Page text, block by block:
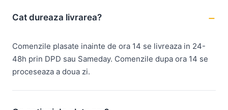
Cat dureaza livrarea?
Comenzile plasate inainte de ora 14 se livreaza in 24-
48h prin DPD sau Sameday. Comenzile dupa ora 14 se
proceseaza a doua zi.